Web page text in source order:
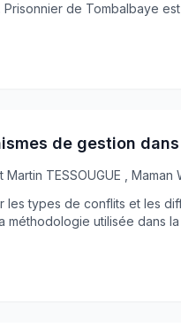
de Tombalbaye
de gestion
Martin TESSOUGUE
Maman
les types de conflits et les
méthodologie utilisée dans